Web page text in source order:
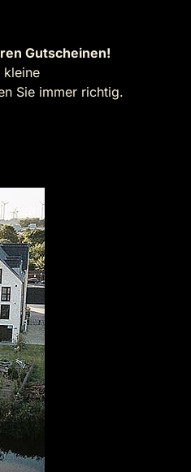
Gutscheinen!
kleine
Sie immer richtig.